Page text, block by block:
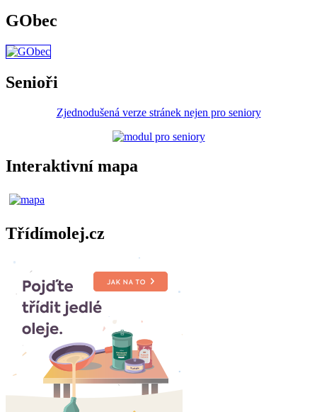
GObec
Senioři
Zjednodušená verze stránek nejen pro seniory
Interaktivní mapa
Třídímolej.cz